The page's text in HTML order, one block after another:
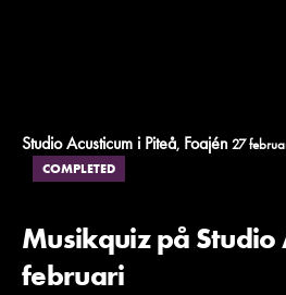
Studio Acusticum i Piteå, Foajén27
COMPLETED
Musikquiz på Studio
februari